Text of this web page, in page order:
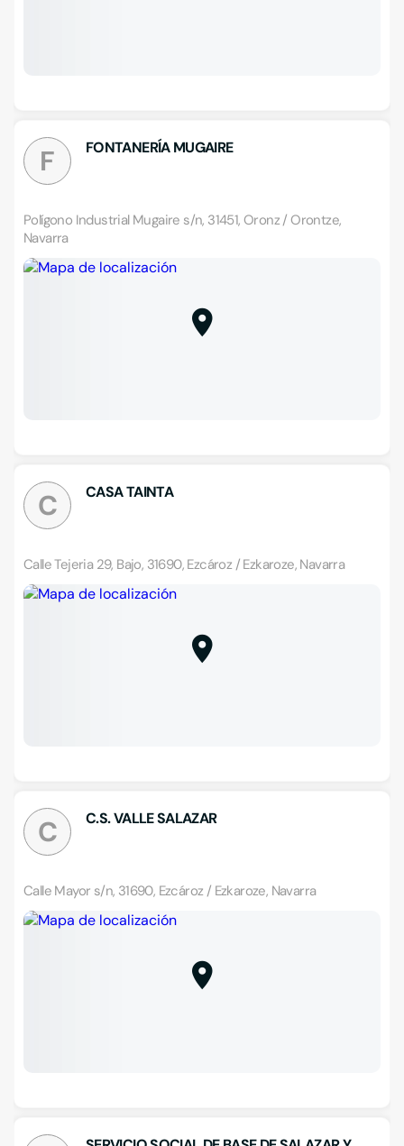
F FONTANERÍA MUGAIRE
Polígono Industrial Mugaire s/n, 31451, Oronz / Orontze,
Navarra
C CASA TAINTA
Calle Tejeria 29, Bajo, 31690, Ezcároz / Ezkaroze, Navarra
C C.S. VALLE SALAZAR
Calle Mayor s/n, 31690, Ezcároz / Ezkaroze, Navarra